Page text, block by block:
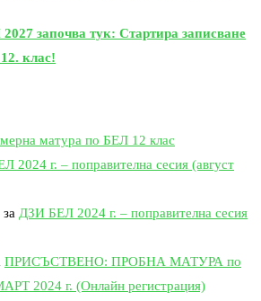
започва тук: Стартира записване
клас!
матура по БЕЛ 12 клас
2024 г. – поправителна сесия (август
за ДЗИ БЕЛ 2024 г. – поправителна сесия
ПРИСЪСТВЕНО: ПРОБНА МАТУРА по
2024 г. (Онлайн регистрация)